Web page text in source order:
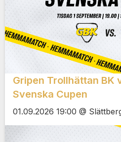
Gripen Trollhättan BK
Svenska Cupen
01.09.2026 19:00 @